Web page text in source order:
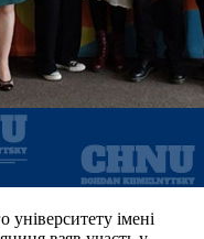
університету імені